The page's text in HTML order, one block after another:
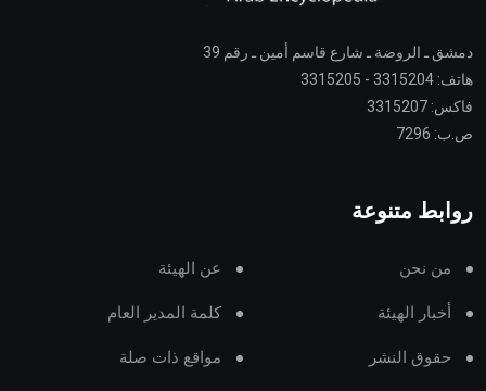
دمشق ـ الروضة ـ شارع قاسم أمين ـ رقم 39
هاتف: 3315204 - 3315205
فاكس: 3315207
ص.ب: 7296
روابط متنوعة
من نحن عن الهيئة
أخبار الهيئة كلمة المدير العام
حقوق النشر مواقع ذات صلة